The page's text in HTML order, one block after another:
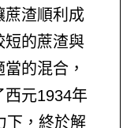
蔗渣順利成
短的蔗渣與
的混合，
西元1934年
下，終於解